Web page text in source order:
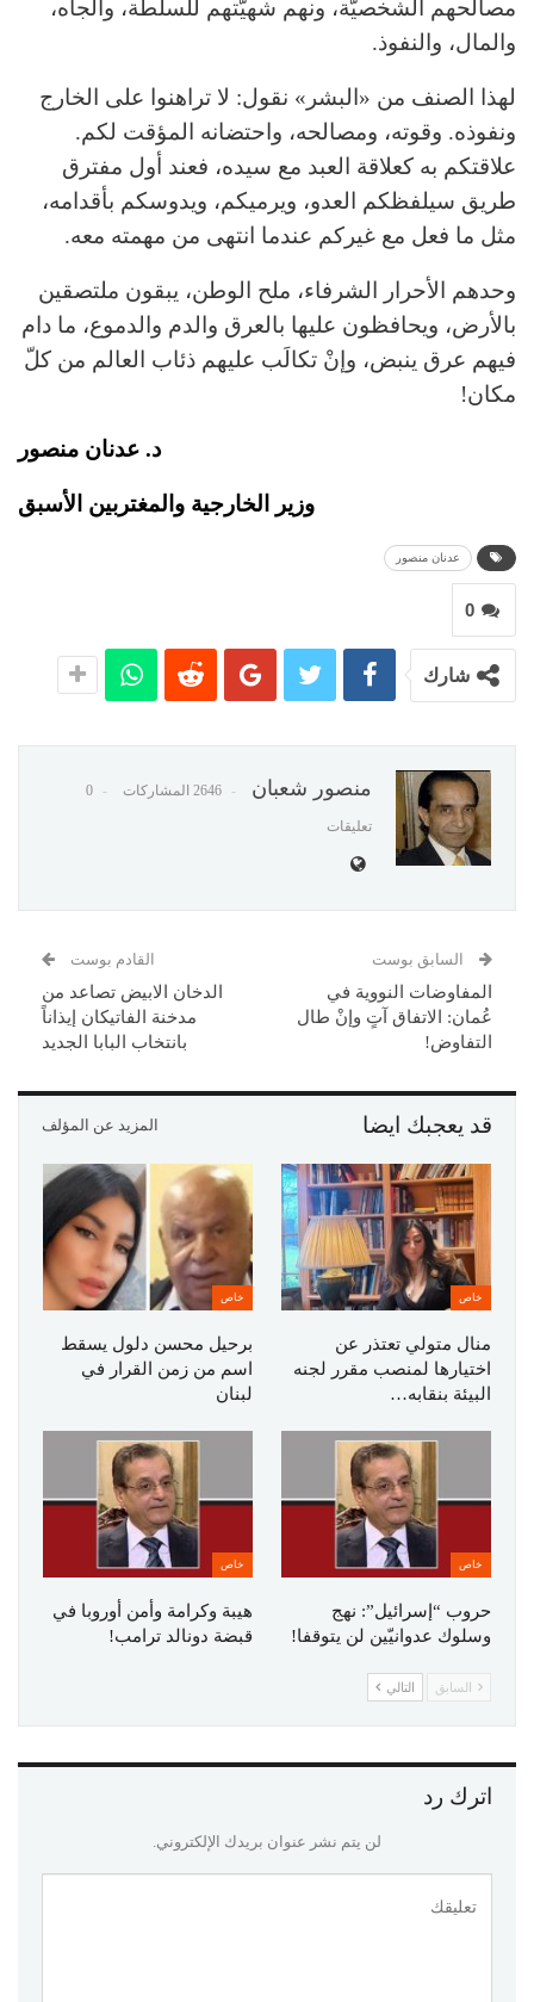
مصالحهم الشخصيّة، ونهم شهيّتهم للسلطة، والجاه،
والمال، والنفوذ.
لهذا الصنف من «البشر» نقول: لا تراهنوا على الخارج
ونفوذه. وقوته، ومصالحه، واحتضانه المؤقت لكم.
علاقتكم به كعلاقة العبد مع سيده، فعند أول مفترق
طريق سيلفظكم العدو، ويرميكم، ويدوسكم بأقدامه،
مثل ما فعل مع غيركم عندما انتهى من مهمته معه.
وحدهم الأحرار الشرفاء، ملح الوطن، يبقون ملتصقين
بالأرض، ويحافظون عليها بالعرق والدم والدموع، ما دام
فيهم عرق ينبض، وإنْ تكالَب عليهم ذئاب العالم من كلّ
مكان!
د. عدنان منصور
وزير الخارجية والمغتربين الأسبق
عدنان منصور
0
شارك
منصور شعبان 2646 المشاركات 0
تعليقات
السابق بوست
المفاوضات النووية في
عُمان: الاتفاق آتٍ وإنْ طال
التفاوض!
القادم بوست
الدخان الابيض تصاعد من
مدخنة الفاتيكان إيذاناً
بانتخاب البابا الجديد
قد يعجبك ايضا المزيد عن المؤلف
خاص
منال متولي تعتذر عن
اختيارها لمنصب مقرر لجنه
البيئة بنقابه…
خاص
برحيل محسن دلول يسقط
اسم من زمن القرار في
لبنان
خاص
حروب “إسرائيل”: نهج
وسلوك عدوانيّين لن يتوقفا!
خاص
هيبة وكرامة وأمن أوروبا في
قبضة دونالد ترامب!
السابق التالي
اترك رد
لن يتم نشر عنوان بريدك الإلكتروني.